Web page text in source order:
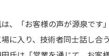
、「お客様の声が源泉です
に入り、技術者同士話し合